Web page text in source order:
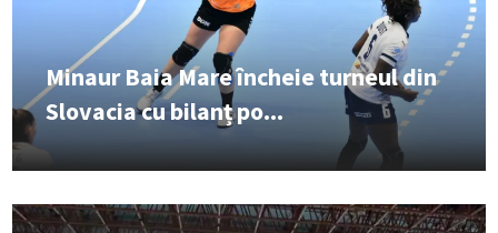
Minaur Baia Mare încheie turneul din
Slovacia cu bilanț po...